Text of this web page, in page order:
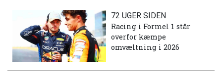
72 UGER SIDEN
Racing i Formel 1 står
overfor kæmpe
omvæltning i 2026